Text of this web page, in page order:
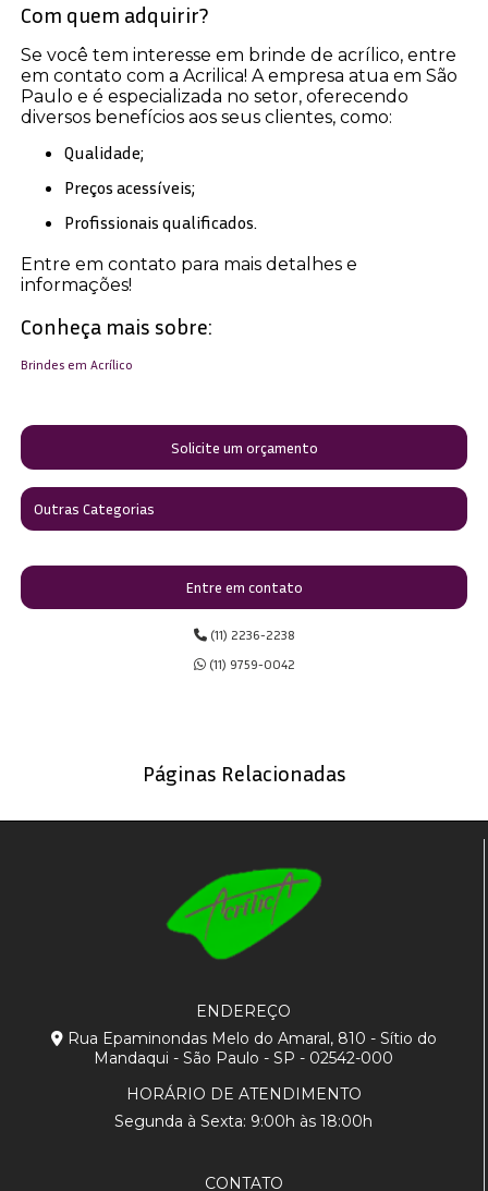
Com quem adquirir?
Se você tem interesse em brinde de acrílico, entre
em contato com a Acrilica! A empresa atua em São
Paulo e é especializada no setor, oferecendo
diversos benefícios aos seus clientes, como:
Qualidade;
Preços acessíveis;
Profissionais qualificados.
Entre em contato para mais detalhes e
informações!
Conheça mais sobre:
Brindes em Acrílico
Solicite um orçamento
Outras Categorias
Entre em contato
(11) 2236-2238
(11) 9759-0042
Páginas Relacionadas
ENDEREÇO
Rua Epaminondas Melo do Amaral, 810 - Sítio do
Mandaqui - São Paulo - SP - 02542-000
HORÁRIO DE ATENDIMENTO
Segunda à Sexta: 9:00h às 18:00h
CONTATO